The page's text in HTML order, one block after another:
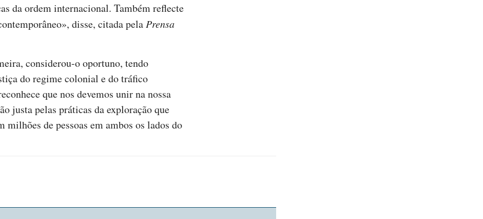
da ordem internacional. Também reflecte
disse, citada pela Prensa
considerou-o oportuno, tendo
do regime colonial e do tráfico
que nos devemos unir na nossa
justa pelas práticas da exploração que
de pessoas em ambos os lados do